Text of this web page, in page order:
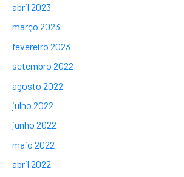
abril 2023
março 2023
fevereiro 2023
setembro 2022
agosto 2022
julho 2022
junho 2022
maio 2022
abril 2022